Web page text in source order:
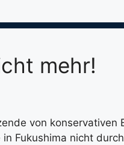
mehr!
von konservativen
Fukushima nicht